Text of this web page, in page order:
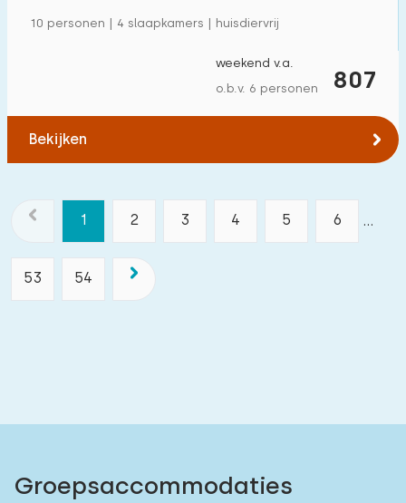
10 personen | 4 slaapkamers | huisdiervrij
807
weekend v.a.
o.b.v. 6 personen
Bekijken
1 2 3 4 5 6 ...
53 54
Groepsaccommodaties